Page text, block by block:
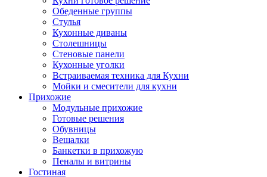
Обеденные группы
Стулья
Кухонные диваны
Столешницы
Стеновые панели
Кухонные уголки
Встраиваемая техника для Кухни
Мойки и смесители для кухни
Прихожие
Модульные прихожие
Готовые решения
Обувницы
Вешалки
Банкетки в прихожую
Пеналы и витрины
Гостиная